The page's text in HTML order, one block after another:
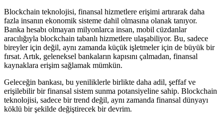
Blockchain teknolojisi, finansal hizmetlere erişimi artırarak daha
fazla insanın ekonomik sisteme dahil olmasına olanak tanıyor.
Banka hesabı olmayan milyonlarca insan, mobil cüzdanlar
aracılığıyla blockchain tabanlı hizmetlere ulaşabiliyor. Bu, sadece
bireyler için değil, aynı zamanda küçük işletmeler için de büyük bir
fırsat. Artık, geleneksel bankaların kapısını çalmadan, finansal
kaynaklara erişim sağlamak mümkün.
Geleceğin bankası, bu yeniliklerle birlikte daha adil, şeffaf ve
erişilebilir bir finansal sistem sunma potansiyeline sahip. Blockchain
teknolojisi, sadece bir trend değil, aynı zamanda finansal dünyayı
köklü bir şekilde değiştirecek bir devrim.